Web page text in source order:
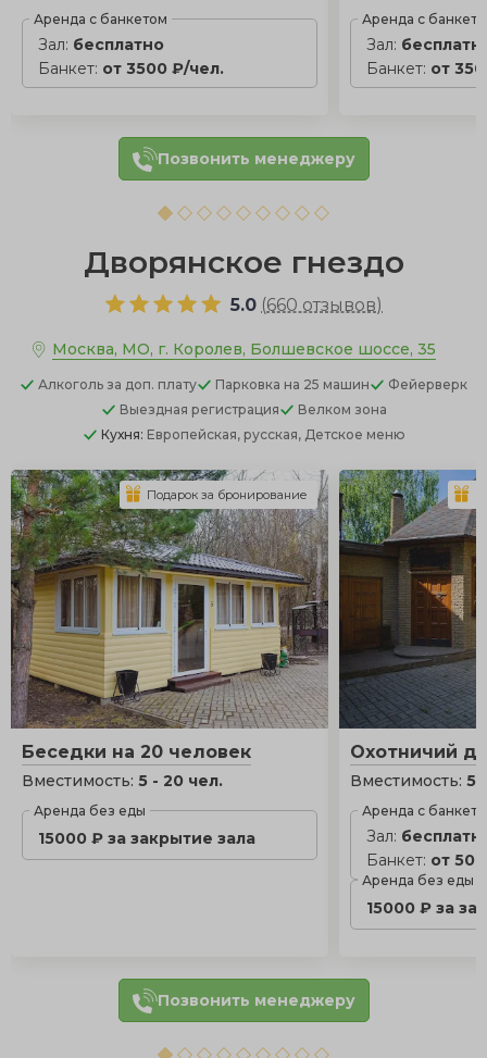
Аренда с банкетом
Зал: бесплатно
Банкет: от 3500 ₽/чел.
Аренда с
Зал:
Банкет: от
Позвонить менеджеру
Дворянское гнездо
5.0 (660 отзывов)
Москва, МО, г. Королев, Болшевское шоссе, 35
Алкоголь за доп. плату Парковка на 25 машин
Фейерверк
Выездная регистрация
Велком зона
Кухня: Европейская, русская, Детское меню
Беседки на 20 человек
Вместимость: 5 - 20 чел.
Аренда без еды
15000 ₽ за закрытие зала
Подарок за бронирование
Охотничий
Вместимость:5
Аренда с
Зал:
Банкет: от
Аренда без еды
15000 ₽ за
Позвонить менеджеру